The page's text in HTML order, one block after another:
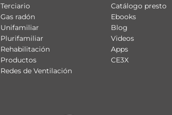
Terciario
Gas radón
Unifamiliar
Plurifamiliar
Rehabilitación
Productos
Redes de Ventilación
Catálogo presto
Ebooks
Blog
Videos
Apps
CE3X